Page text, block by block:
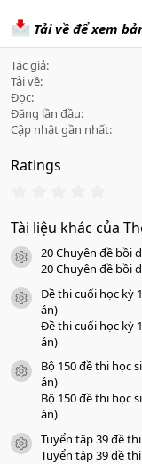
Tải về để xem
Tác giả
Tải về
Đọc
Đăng lần đầu
Cập nhật gần nhất
Ratings
0
0
s
a
o
Tài liệu khác của
icon tài liệu
20 Chuyên đề bồi
20 Chuyên đề bồi
icon tài liệu
Đề thi cuối học kỳ
án)
Đề thi cuối học kỳ
án)
icon tài liệu
Bộ 150 đề thi học
án)
Bộ 150 đề thi học
án)
icon tài liệu
Tuyển tập 39 đề
Tuyển tập 39 đề